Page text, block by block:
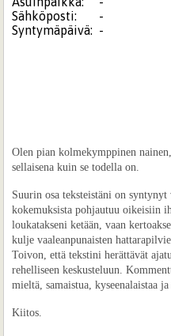
Sähköposti:
-
Syntymäpäivä: -
Olen pian kolmekymppinen
sellaisena kuin se todella on.
Suurin osa teksteistäni on
kokemuksista pohjautuu oikeisiin
loukatakseni ketään, vaan
kulje vaaleanpunaisten
Toivon, että tekstini herättävät
rehelliseen keskusteluun.
mieltä, samaistua, kyseenalaistaa ja
Kiitos.